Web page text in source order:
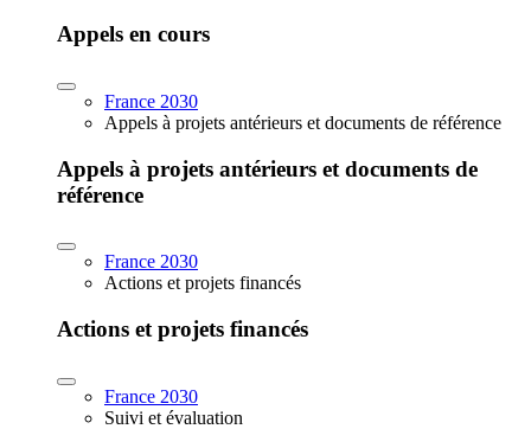
Appels en cours
France 2030
Appels à projets antérieurs et documents de référence
Appels à projets antérieurs et documents de
référence
France 2030
Actions et projets financés
Actions et projets financés
France 2030
Suivi et évaluation